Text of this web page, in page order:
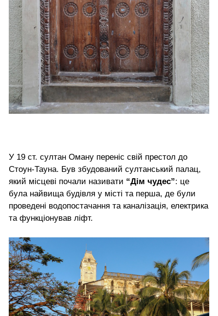
У 19 ст. султан Оману переніс свій престол до
Стоун-Тауна. Був збудований султанський палац,
який місцеві почали називати “Дім чудес”: це
була найвища будівля у місті та перша, де були
проведені водопостачання та каналізація, електрика
та функціонував ліфт.